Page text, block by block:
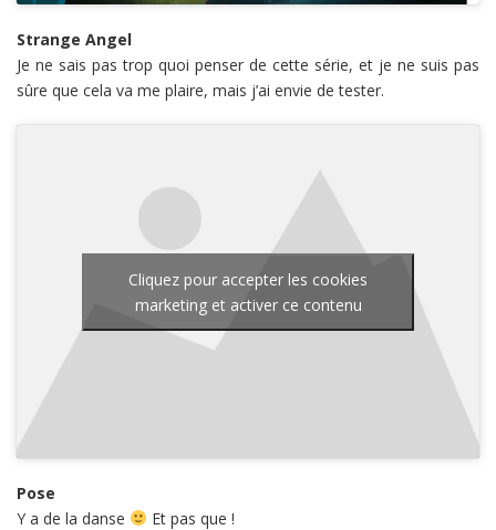
Strange Angel
Je ne sais pas trop quoi penser de cette série, et je ne suis pas
sûre que cela va me plaire, mais j’ai envie de tester.
Cliquez pour accepter les cookies
marketing et activer ce contenu
Pose
Y a de la danse
Et pas que !